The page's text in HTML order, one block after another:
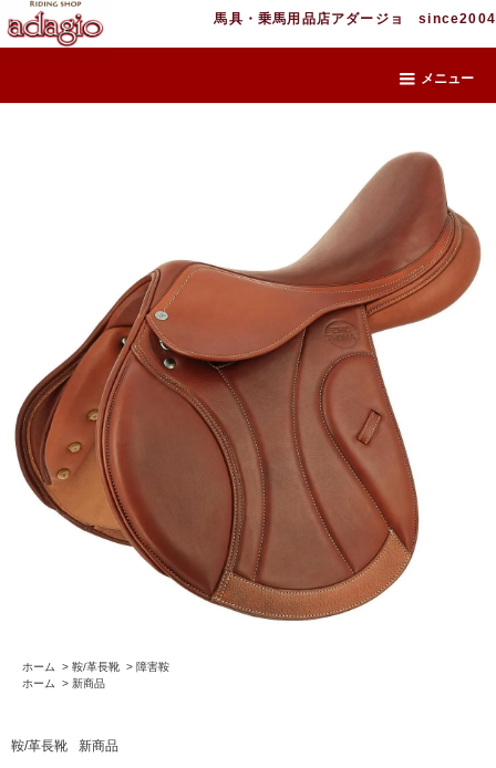
馬具・乗馬用品店アダージョ since2004
メニュー
ホーム > 鞍/革長靴 > 障害鞍
ホーム
> 新商品
鞍/革長靴 新商品